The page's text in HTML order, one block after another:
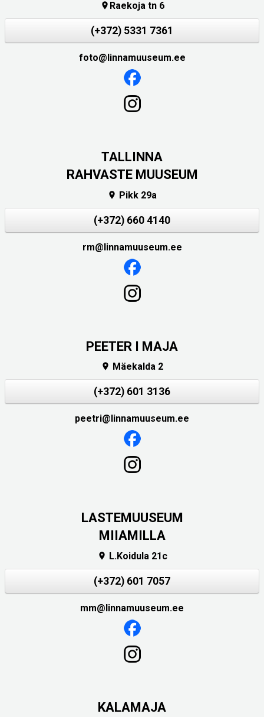
 Raekoja tn 6
(+372) 5331 7361
foto@linnamuuseum.ee
TALLINNA
RAHVASTE MUUSEUM
 Pikk 29a
(+372) 660 4140
rm@linnamuuseum.ee
PEETER I MAJA
 Mäekalda 2
(+372) 601 3136
peetri@linnamuuseum.ee
LASTEMUUSEUM
MIIAMILLA
 L.Koidula 21c
(+372) 601 7057
mm@linnamuuseum.ee
KALAMAJA